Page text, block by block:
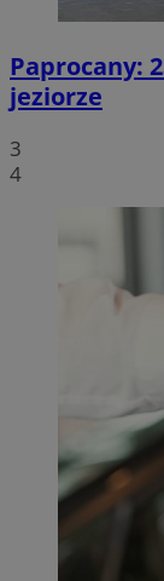
Paprocany:
jeziorze
3
4